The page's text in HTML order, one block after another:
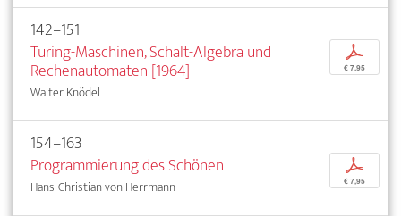
142–151
Turing-Maschinen, Schalt-Algebra und
Rechenautomaten [1964]
Walter Knödel
p
€ 7,95
154–163
Programmierung des Schönen
Hans-Christian von Herrmann
p
€ 7,95